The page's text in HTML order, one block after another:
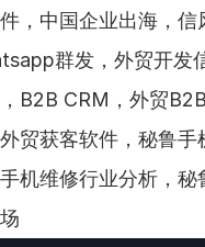
，中国企业出海，信
群发，外贸开发
B2B CRM，外贸
贸获客软件，秘鲁手
机维修行业分析，秘